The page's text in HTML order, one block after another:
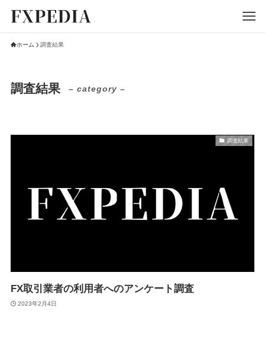
ホーム 調査結果
調査結果 – category –
調査結果
FX取引業者の利用者へのアンケート調査
2023年2月4日